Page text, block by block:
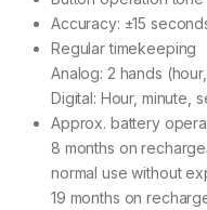
Accuracy: ±15
Regular timekeeping
Analog: 2 hands
Digital: Hour, minute,
Approx. battery
8 months on
normal use without
19 months on